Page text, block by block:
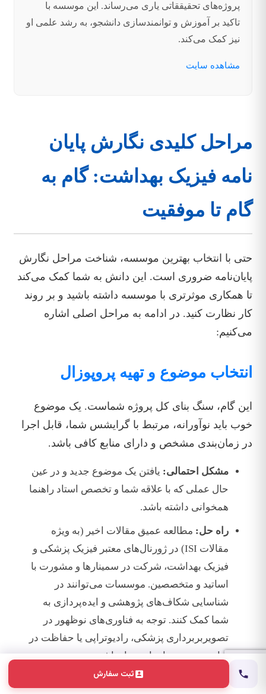
ثبت سفارش
پروژه‌های تحقیققاتی یاری می‌رساند. این موسسه با
تاکید بر آموزش و توانمندسازی دانشجو، به رشد علمی او
نیز کمک می‌کند.
مشاهده سایت
مراحل کلیدی نگارش پایان
نامه فیزیک بهداشت: گام به
گام تا موفقیت
حتی با انتخاب بهترین موسسه، شناخت مراحل نگارش
پایان‌نامه ضروری است. این دانش به شما کمک می‌کند
تا همکاری موثرتری با موسسه داشته باشید و بر روند
کار نظارت کنید. در ادامه به مراحل اصلی اشاره
می‌کنیم:
انتخاب موضوع و تهیه پروپوزال
این گام، سنگ بنای کل پروژه شماست. یک موضوع
خوب باید نوآورانه، مرتبط با گرایشس شما، قابل اجرا
در زمان‌بندی مشخص و دارای منابع کافی باشد.
مشکل احتمالی: یافتن یک موضوع جدید و در عین
حال عملی که با علاقه شما و تخصص استاد راهنما
همخوانی داشته باشد.
راه حل: مطالعه عمیق مقالات اخیر (به ویژه
مقالات ISI) در ژورنال‌های معتبر فیزیک پزشکی و
فیزیک بهداشت، شرکت در سمینارها و مشورت با
اساتید و متخصصین. موسسات می‌توانند در
شناسایی شکاف‌های پژوهشی و ایده‌پردازی به
شما کمک کنند. توجه به فناوری‌های نوظهور در
تصویربربرداری پزشکی، رادیوتراپی یا حفاظت در
برابر پرتو می‌تواند ایده‌ساز باشد.